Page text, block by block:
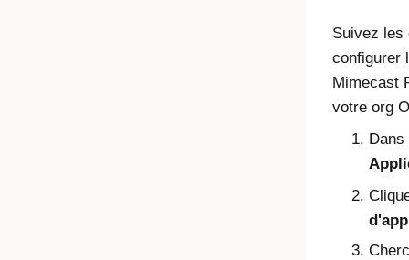
Suivez les
configurer
Mimecast
votre org